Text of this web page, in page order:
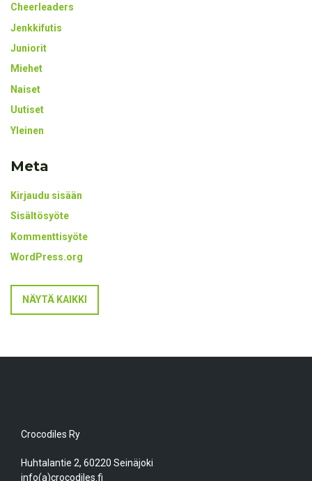
Cheerleaders
Jenkkifutis
Juniorit
Miehet
Naiset
Uutiset
Yleinen
Meta
Kirjaudu sisään
Sisältösyöte
Kommenttisyöte
WordPress.org
NÄYTÄ KAIKKI
Crocodiles Ry
Huhtalantie 2, 60220 Seinäjoki
info(a)crocodiles.fi